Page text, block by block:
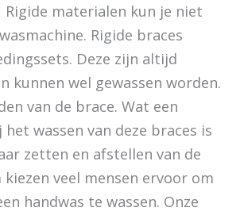
materialen kun je niet
Rigide braces
Deze zijn altijd
kunnen wel gewassen worden.
van de brace. Wat een
wassen van deze braces is
zetten en afstellen van de
kiezen veel mensen ervoor om
handwas te wassen. Onze